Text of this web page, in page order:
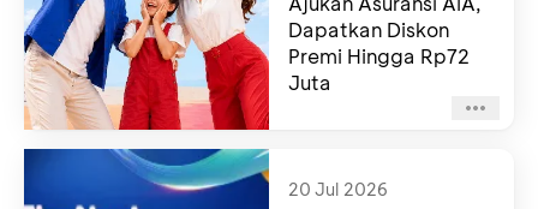
Dapatkan Diskon
Premi Hingga Rp72
Juta
20 Jul 2026